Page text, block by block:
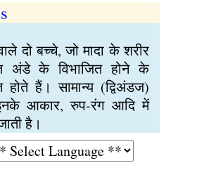
दो बच्चे, जो मादा के शरीर
अंडे के विभाजित होने के
होते हैं। सामान्य (द्विअंडज)
आकार, रुप-रंग आदि में
है।